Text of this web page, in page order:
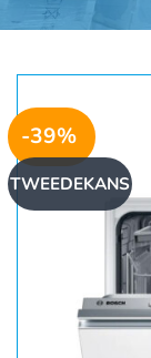
-39%
TWEEDEKANS